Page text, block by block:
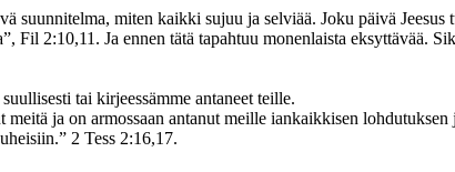
miten kaikki sujuu ja selviää. Joku päivä Jeesus
Fil 2:10,11. Ja ennen tätä tapahtuu monenlaista eksyttävää.
tai kirjeessämme antaneet teille.
ja on armossaan antanut meille iankaikkisen
2 Tess 2:16,17.